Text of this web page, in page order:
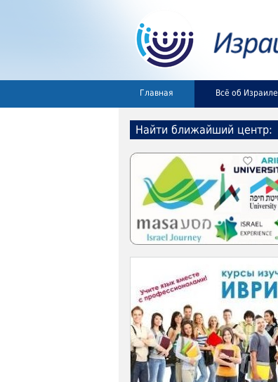
Главная Всё об Израиле
Найти ближайший центр: